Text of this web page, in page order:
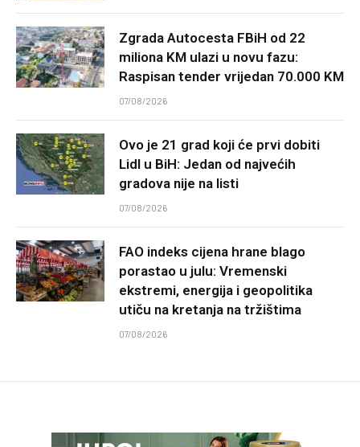
Zgrada Autocesta FBiH od 22
miliona KM ulazi u novu fazu:
Raspisan tender vrijedan 70.000 KM
07/08/2026
Ovo je 21 grad koji će prvi dobiti
Lidl u BiH: Jedan od najvećih
gradova nije na listi
07/08/2026
FAO indeks cijena hrane blago
porastao u julu: Vremenski
ekstremi, energija i geopolitika
utiču na kretanja na tržištima
07/08/2026